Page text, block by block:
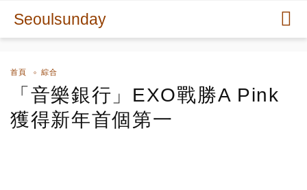
Seoulsunday
首頁 綜合
「音樂銀行」EXO戰勝A Pink
獲得新年首個第一